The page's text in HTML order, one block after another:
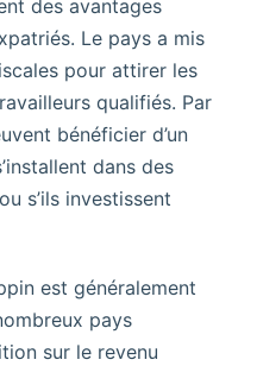
des avantages
Le pays a mis
pour attirer les
qualifiés. Par
bénéficier d’un
dans des
s’ils investissent
est généralement
pays
sur le revenu